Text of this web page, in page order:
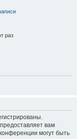
раз
вам
могут быть